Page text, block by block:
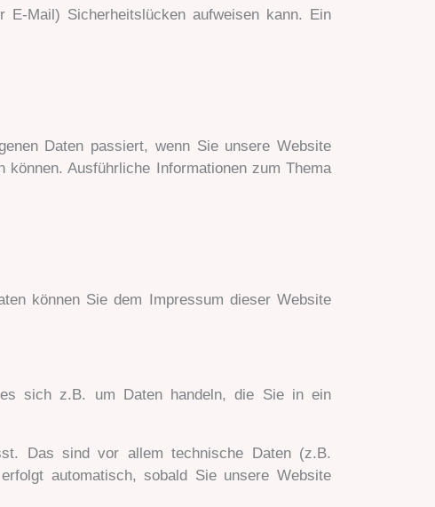
Mail) Sicherheitslücken aufweisen kann. Ein
Daten passiert, wenn Sie unsere Website
Ausführliche Informationen zum Thema
können Sie dem Impressum dieser Website
sich z.B. um Daten handeln, die Sie in ein
Das sind vor allem technische Daten (z.B.
automatisch, sobald Sie unsere Website